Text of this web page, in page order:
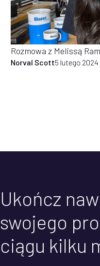
Rozmowa z Melissą
Norval Scott5 lutego 2024
Ukończ
swojego
ciągu kilku